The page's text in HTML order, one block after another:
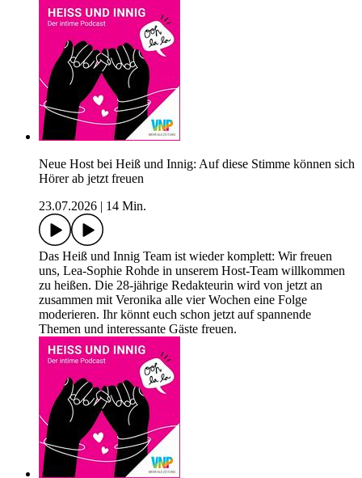
Neue Host bei Heiß und Innig: Auf diese Stimme können sich
Hörer ab jetzt freuen
23.07.2026
14 Min.
Das Heiß und Innig Team ist wieder komplett: Wir freuen
uns, Lea-Sophie Rohde in unserem Host-Team willkommen
zu heißen. Die 28-jährige Redakteurin wird von jetzt an
zusammen mit Veronika alle vier Wochen eine Folge
moderieren. Ihr könnt euch schon jetzt auf spannende
Themen und interessante Gäste freuen.